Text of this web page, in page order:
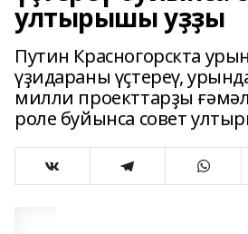
ултырышы уҙҙы
Путин Красногорскта
үҙидараны үҫтереү,
милли проекттарҙы
роле буйынса совет